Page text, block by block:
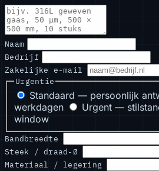
Naam
Bedrijf
Zakelijke e-mail
Urgentie
Standaard — persoonlijk
werkdagen
Urgent —
window
Bandbreedte
Steek / draad-Ø
Materiaal / legering